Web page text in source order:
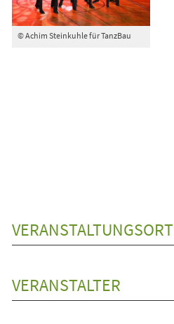
© Achim Steinkuhle für TanzBau
VERANSTALTUNGSORT
VERANSTALTER